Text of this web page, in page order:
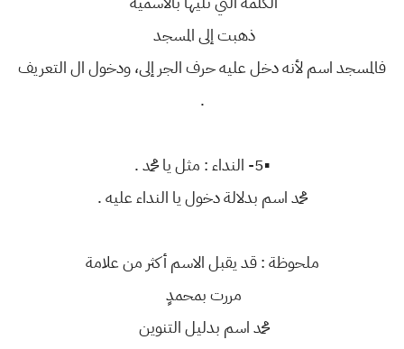
ذهبت إلى المسجد
فالمسجد اسم لأنه دخل عليه حرف الجر إلى، ودخول ال التعريف
.
▪️5- النداء : مثل يا محمد .
محمد اسم بدلالة دخول يا النداء عليه .
ملحوظة : قد يقبل الاسم أكثر من علامة
مررت بمحمدٍ
محمد اسم بدليل التنوين